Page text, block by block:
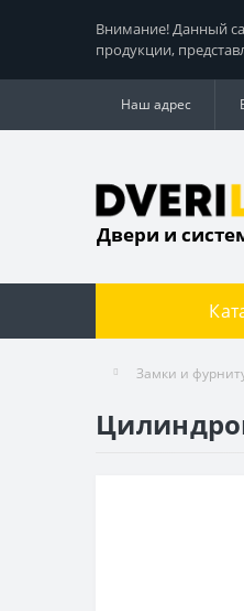
Внимание! Данный
продукции,
Наш адрес
Двери и
Замки и